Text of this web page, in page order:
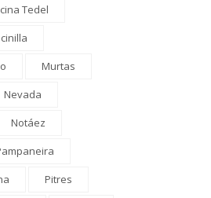
Tedel
Murtas
Nevada
Notáez
Pitres